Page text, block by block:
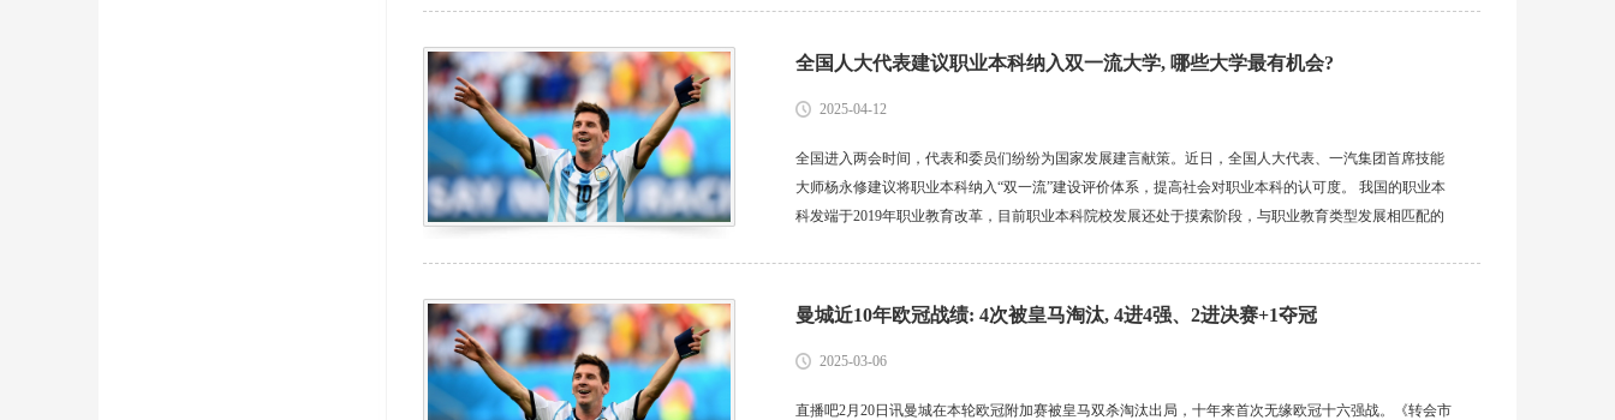
全国人大代表建议职业本科纳入双一流大学, 哪些大学最有机会?
2025-04-12
全国进入两会时间，代表和委员们纷纷为国家发展建言献策。近日，全国人大代表、一汽集团首席技能
大师杨永修建议将职业本科纳入“双一流”建设评价体系，提高社会对职业本科的认可度。 我国的职业本
科发端于2019年职业教育改革，目前职业本科院校发展还处于摸索阶段，与职业教育类型发展相匹配的
曼城近10年欧冠战绩: 4次被皇马淘汰, 4进4强、2进决赛+1夺冠
2025-03-06
直播吧2月20日讯曼城在本轮欧冠附加赛被皇马双杀淘汰出局，十年来首次无缘欧冠十六强战。《转会市